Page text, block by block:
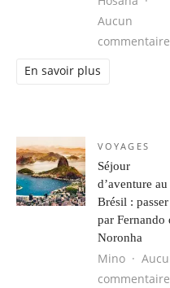
Aucun
commentaire
En savoir plus
VOYAGES
Séjour
d’aventure au
Brésil : passer
par Fernando
Noronha
Mino
commentaire